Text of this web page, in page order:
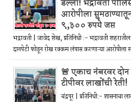
डल्ला! भद्रावती
आरोपीला
९,३०० रुपये जप्त
भद्रावती | जावेद शेख, प्रतिनिधी :- भद्रावती
दानपेटी फोडून रोख रक्कम लंपास करणाऱ्या आरोपीला
🚨 एकाच नंबरवर
टीपीवर लाखोंची रेती!
चंद्रपूर | प्रतिनिधी:- शासनाचा